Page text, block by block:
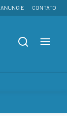
ANUNCIE CONTATO